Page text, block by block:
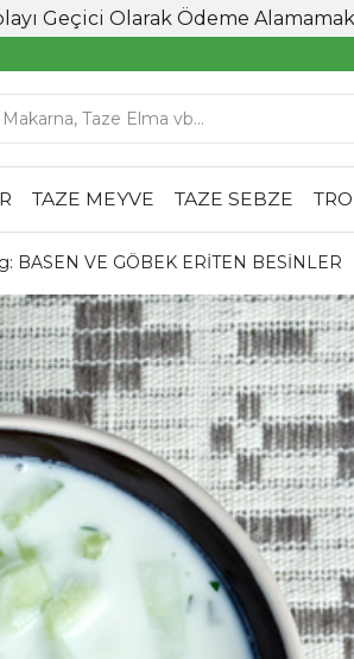
Geçici Olarak Ödeme
TAZE MEYVE TAZE SEBZE
BASEN VE GÖBEK ERİTEN BESİNLER